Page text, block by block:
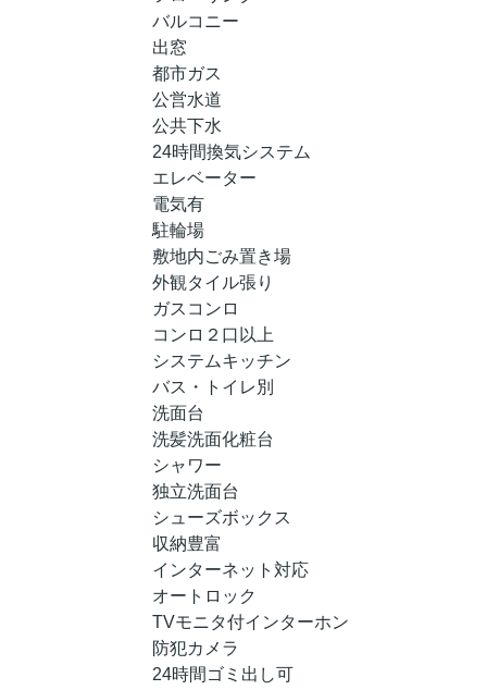
バルコニー
出窓
都市ガス
公営水道
公共下水
24時間換気システム
エレベーター
電気有
駐輪場
敷地内ごみ置き場
外観タイル張り
ガスコンロ
コンロ２口以上
システムキッチン
バス・トイレ別
洗面台
洗髪洗面化粧台
シャワー
独立洗面台
シューズボックス
収納豊富
インターネット対応
オートロック
TVモニタ付インターホン
防犯カメラ
24時間ゴミ出し可